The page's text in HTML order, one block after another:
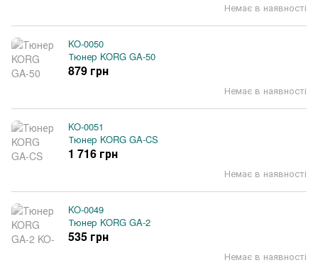
Немає в наявності
KO-0050
Тюнер KORG GA-50
Немає в наявності
879 грн
KO-0051
Тюнер KORG GA-CS
Немає в наявності
1 716 грн
KO-0049
Тюнер KORG GA-2
Немає в наявності
535 грн